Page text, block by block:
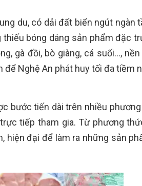
du, có dải đất biển ngút ngàn
bóng dáng sản phẩm đặc
gà đồi, bò giàng, cá suối…,
để Nghệ An phát huy tối đa tiềm
bước tiến dài trên nhiều phương
tiếp tham gia. Từ phương
hiện đại để làm ra những sản